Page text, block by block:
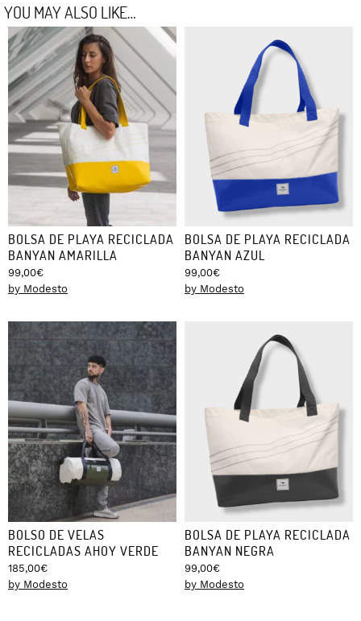
YOU MAY ALSO LIKE…
BOLSA DE PLAYA RECICLADA
BANYAN AMARILLA
99,00€
by Modesto
BOLSA DE PLAYA RECICLADA
BANYAN AZUL
99,00€
by Modesto
BOLSO DE VELAS
RECICLADAS AHOY VERDE
185,00€
by Modesto
BOLSA DE PLAYA RECICLADA
BANYAN NEGRA
99,00€
by Modesto